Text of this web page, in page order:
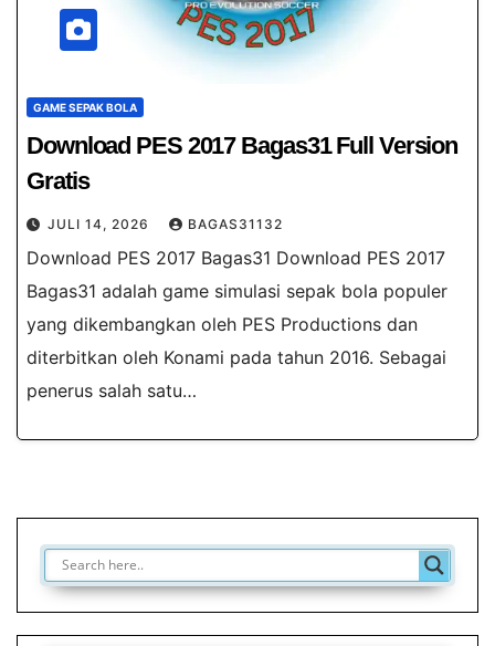
GAME SEPAK BOLA
Download PES 2017 Bagas31​ Full Version
Gratis
JULI 14, 2026 BAGAS31132
Download PES 2017 Bagas31​ Download PES 2017
Bagas31 adalah game simulasi sepak bola populer
yang dikembangkan oleh PES Productions dan
diterbitkan oleh Konami pada tahun 2016. Sebagai
penerus salah satu…